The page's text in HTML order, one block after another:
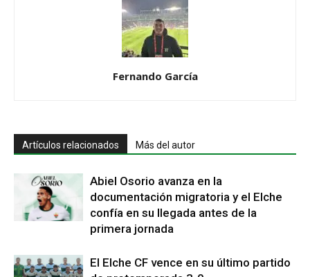
Fernando García
Artículos relacionados Más del autor
Abiel Osorio avanza en la
documentación migratoria y el Elche
confía en su llegada antes de la
primera jornada
El Elche CF vence en su último partido